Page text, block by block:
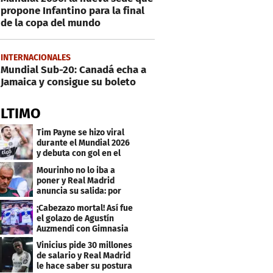
propone Infantino para la final
de la copa del mundo
INTERNACIONALES
Mundial Sub-20: Canadá echa a
Jamaica y consigue su boleto
Tim Payne se hizo viral
durante el Mundial 2026
y debuta con gol en el
Olimpia
Mourinho no lo iba a
poner y Real Madrid
anuncia su salida: por
¡Cabezazo mortal! Así fue
el golazo de Agustín
Auzmendi con Gimnasia
Vinicius pide 30 millones
de salario y Real Madrid
le hace saber su postura